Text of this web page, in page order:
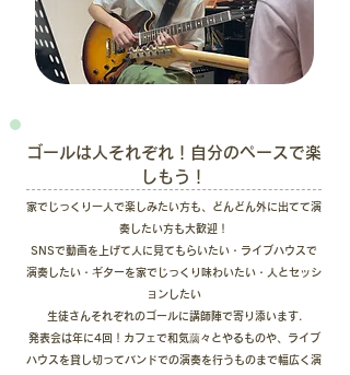
​ゴールは人それぞれ！自分のペースで楽
しもう！
家でじっくり一人で楽しみたい方も、どんどん外に出てて演
奏したい方も大歓迎！
SNSで動画を上げて人に見てもらいたい・ライブハウスで
演奏したい・ギターを家でじっくり味わいたい・人とセッシ
ョンしたい
​生徒さんそれぞれのゴールに講師陣で寄り添います.
発表会は年に4回！カフェで和気藹々とやるものや、ライブ
ハウスを貸し切ってバンドでの演奏を行うものまで幅広く演